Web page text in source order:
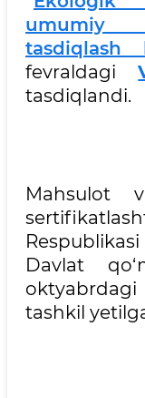
umumiy
tasdiqlash
fevraldagi
tasdiqlandi.
Mahsulot
Davlat
tashkil